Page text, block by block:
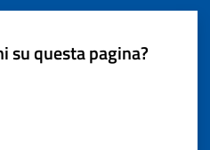
su questa pagina?